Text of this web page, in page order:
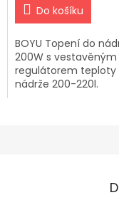
Do košíku
BOYU Topení do
200W s vestavěným
regulátorem teploty
nádrže 200-220l.